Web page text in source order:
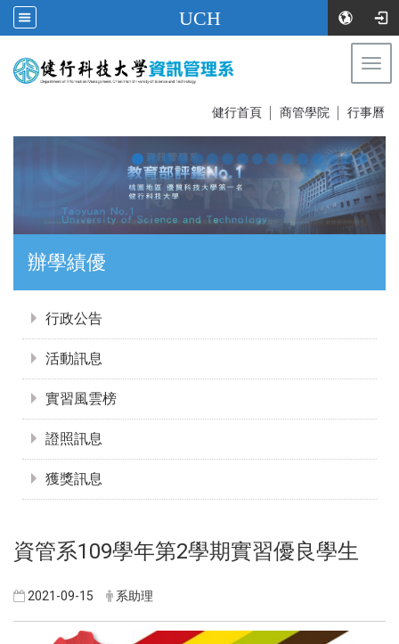
UCH
健行首頁 商管學院 行事曆
證照達人
行政公告
活動訊息
實習風雲榜
證照訊息
獲獎訊息
資管系109學年第2學期實習優良學生
2021-09-15 系助理